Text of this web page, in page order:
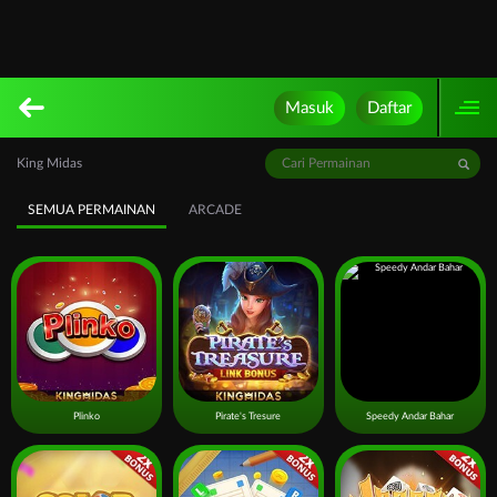
Masuk Daftar
King Midas
SEMUA PERMAINAN ARCADE
Plinko Pirate's Tresure Speedy Andar Bahar